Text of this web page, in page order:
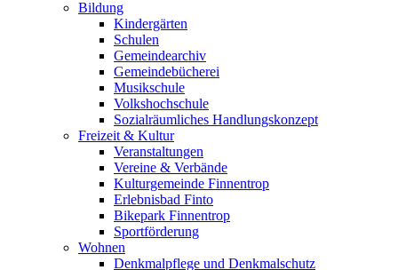
Bildung
Kindergärten
Schulen
Gemeindearchiv
Gemeindebücherei
Musikschule
Volkshochschule
Sozialräumliches Handlungskonzept
Freizeit & Kultur
Veranstaltungen
Vereine & Verbände
Kulturgemeinde Finnentrop
Erlebnisbad Finto
Bikepark Finnentrop
Sportförderung
Wohnen
Denkmalpflege und Denkmalschutz